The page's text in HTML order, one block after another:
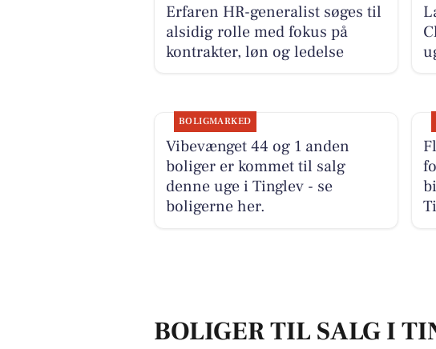
Erfaren HR-generalist søges til
alsidig rolle med fokus på
kontrakter, løn og ledelse
BOLIGMARKED
Vibevænget 44 og 1 anden
boliger er kommet til salg
denne uge i Tinglev - se
boligerne her.
BOLIGER TIL SALG I